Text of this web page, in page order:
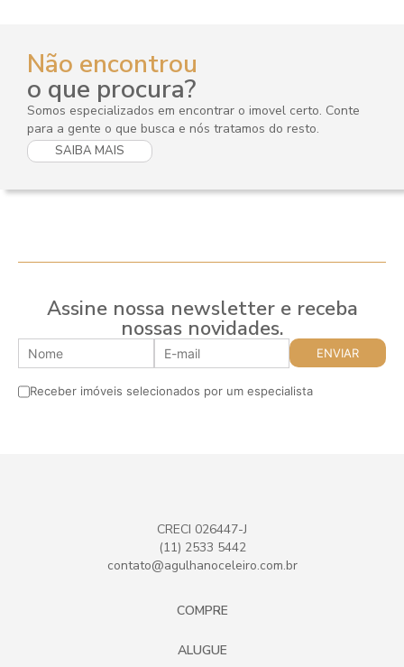
Não encontrou
o que procura?
Somos especializados em encontrar o imovel certo. Conte
para a gente o que busca e nós tratamos do resto.
SAIBA MAIS
Assine nossa newsletter e receba
nossas novidades.
Receber imóveis selecionados por um especialista
CRECI 026447-J
(11) 2533 5442
contato@agulhanoceleiro.com.br
COMPRE
ALUGUE